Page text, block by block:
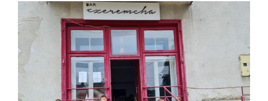
Pokaż
większy
obrazek